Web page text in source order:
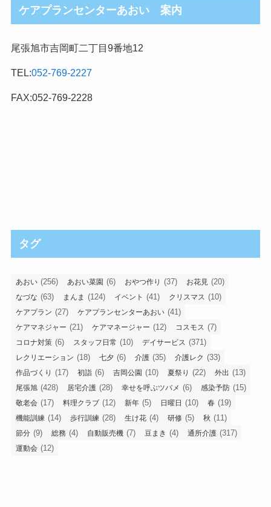
ケアプランセンターあおい 案内
尾張旭市吉岡町二丁目9番地12
TEL:052-769-2227
FAX:052-769-2228
タグ
あおい (256) あおい菜園 (6) おやつ作り (37) お花見 (20)
なづな (63) まんま (124) イベント (41) クリスマス (10)
ケアプラン (27) ケアプランセンターあおい (41)
ケアマネジャー (21) ケアマネージャー (12) コスモス (7)
コロナ対策 (6) スタッフ日常 (10) デイサービス (371)
レクリエーション (18) 七夕 (6) 介護 (35) 介護レク (33)
作品づくり (17) 初詣 (6) 吉岡公園 (10) 夏祭り (22) 外出 (13)
尾張旭 (428) 居宅介護 (28) 幸せを呼ぶツバメ (6) 感染予防 (15)
敬老会 (17) 料理クラブ (12) 新年 (5) 日曜日 (10) 春 (19)
機能訓練 (14) 歩行訓練 (28) 生け花 (4) 研修 (5) 秋 (11)
節分 (9) 総務 (4) 自動販売機 (7) 豆まき (4) 通所介護 (317)
運動会 (12)